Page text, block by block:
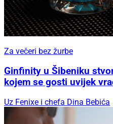
Za večeri bez žurbe
Ginfinity u Šibeniku
kojem se gosti uvijek
Uz Fenixe i chefa Dina Bebića